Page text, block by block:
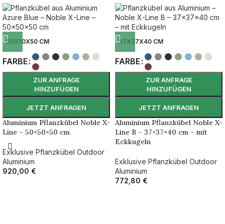
50X50X50 CM
FARBE
ZUR ANFRAGE
HINZUFÜGEN
JETZT ANFRAGEN
Aluminium Pflanzkübel Noble X-
Line – 50×50×50 cm
Exklusive Pflanzkübel Outdoor
Aluminium
920,00 €
37X37X40 CM
FARBE
ZUR ANFRAGE
HINZUFÜGEN
JETZT ANFRAGEN
Aluminium Pflanzkübel Noble X-
Line B – 37×37×40 cm – mit
Eckkugeln
Exklusive Pflanzkübel Outdoor
Aluminium
772,80 €